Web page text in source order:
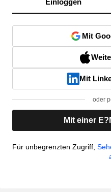
Einloggen
Mit
Mit
oder
Mit einer
Für unbegrenzten Zugriff,